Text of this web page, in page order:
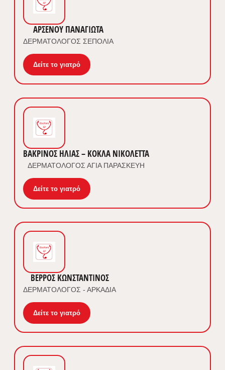
ΑΡΣΕΝΟΥ ΠΑΝΑΓΙΩΤΑ
ΔΕΡΜΑΤΟΛΟΓΟΣ ΣΕΠΟΛΙΑ
Δείτε το γιατρό
ΒΑΚΡΙΝΟΣ ΗΛΙΑΣ – ΚΟΚΛΑ ΝΙΚΟΛΕΤΤΑ
ΔΕΡΜΑΤΟΛΟΓΟΣ ΑΓΙΑ ΠΑΡΑΣΚΕΥΗ
Δείτε το γιατρό
ΒΕΡΡΟΣ ΚΩΝΣΤΑΝΤΙΝΟΣ
ΔΕΡΜΑΤΟΛΟΓΟΣ - ΑΡΚΑΔΙΑ
Δείτε το γιατρό